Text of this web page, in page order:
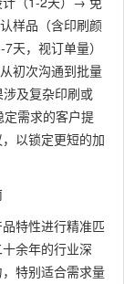
样品（含印刷颜
天，视订单量）
初次沟通到批量
及复杂印刷或
需求的客户提
以锁定更短的加
特性进行精准匹
余年的行业深
特别适合需求量